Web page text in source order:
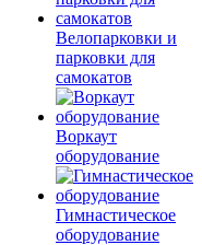
Велопарковки и
парковки для
самокатов
Воркаут
оборудование
Гимнастическое
оборудование